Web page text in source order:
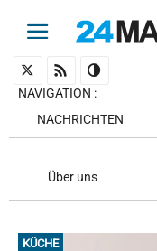
NAVIGATION :
NACHRICHTEN
Über uns
KÜCHE